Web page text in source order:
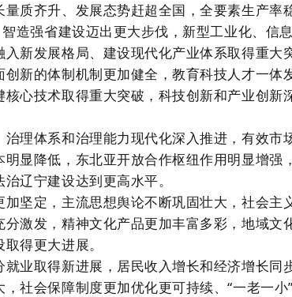
质齐升、发展态势赶超全国，全要素生产率
造强省建设迈出更大步伐，新型工业化、信
新发展格局、建设现代化产业体系取得重大突
新的体制机制更加健全，教育科技人才一体
心技术取得重大突破，科技创新和产业创新
理体系和治理能力现代化深入推进，有效市
显降低，东北亚开放合作枢纽作用明显增强
辽宁建设达到更高水平。
坚定，主流思想舆论不断巩固壮大，社会主
激发，精神文化产品更加丰富多彩，地域文
得更大进展。
业取得新进展，居民收入增长和经济增长同
社会保障制度更加优化更可持续、“一老一